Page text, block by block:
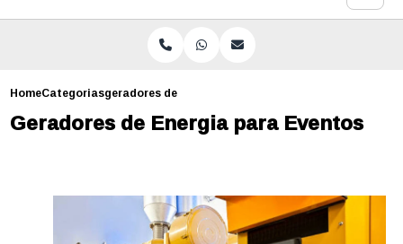
HomeCategoriasgeradores de energia para eventos
Geradores de Energia para Eventos